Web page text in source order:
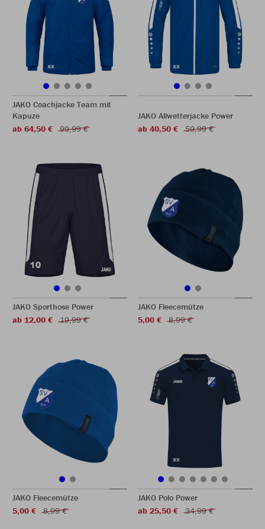
JAKO Coachjacke Team mit
Kapuze
ab 64,50 €
99,99 €
JAKO Allwetterjacke Power
ab 40,50 €
59,99 €
JAKO Sporthose Power
ab 12,00 €
19,99 €
JAKO Fleecemütze
5,00 €
8,99 €
JAKO Fleecemütze
5,00 €
8,99 €
JAKO Polo Power
ab 25,50 €
34,99 €